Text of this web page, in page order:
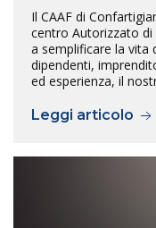
Il CAAF di
centro Autorizzato di
a semplificare la vita
dipendenti,
ed esperienza, il
Leggi articolo